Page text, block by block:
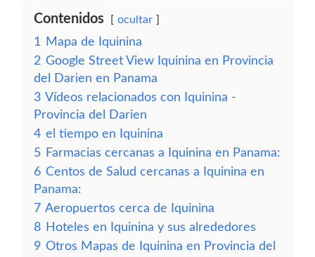
Contenidos ocultar
1
Mapa de Iquinina
2 Google Street View Iquinina en Provincia
del Darien en Panama
3 Vídeos relacionados con Iquinina -
Provincia del Darien
4 el tiempo en Iquinina
5 Farmacias cercanas a Iquinina en Panama:
6 Centos de Salud cercanas a Iquinina en
Panama:
7 Aeropuertos cerca de Iquinina
8 Hoteles en Iquinina y sus alrededores
9 Otros Mapas de Iquinina en Provincia del